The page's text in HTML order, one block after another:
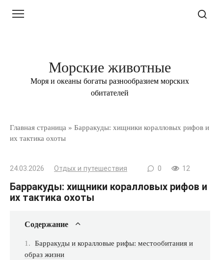
Морские животные
Моря и океаны богаты разнообразием морских
обитателей
Главная страница » Барракуды: хищники коралловых рифов и
их тактика охоты
24.03.2026 Отдых и путешествия 0 12
Барракуды: хищники коралловых рифов и
их тактика охоты
Содержание
Барракуды и коралловые рифы: местообитания и
образ жизни